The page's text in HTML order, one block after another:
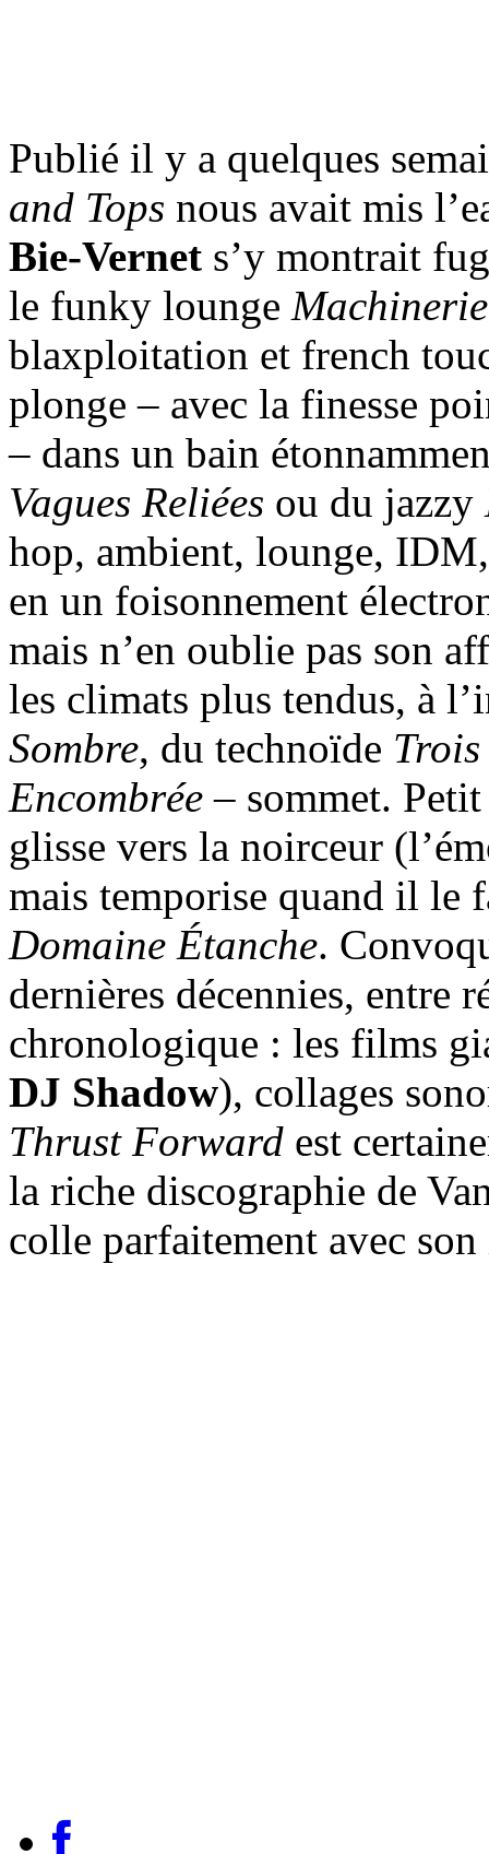
Publié il y a quelques
and Tops nous avait mis
Bie-Vernet s’y montrait
le funky lounge
blaxploitation et french
plonge – avec la finesse
– dans un bain
Vagues Reliées ou du jazzy
hop, ambient, lounge,
en un foisonnement
mais n’en oublie pas son
les climats plus tendus, à
Sombre, du technoïde
Encombrée – sommet.
glisse vers la noirceur
mais temporise quand il le
Domaine Étanche.
dernières décennies, entre
chronologique : les films
DJ Shadow), collages
Thrust Forward est
la riche discographie de
colle parfaitement avec